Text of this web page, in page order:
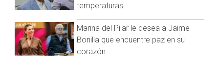
temperaturas
Marina del Pilar le desea a Jaime
Bonilla que encuentre paz en su
corazón